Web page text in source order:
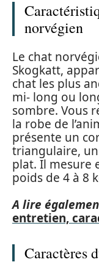
norvégien
Le chat
Skogkatt,
chat les plus
mi- long ou
sombre. Vous
la robe de
présente un
triangulaire,
plat. Il mesure
poids de 4 à 8
A lire
entretien,
Caractères